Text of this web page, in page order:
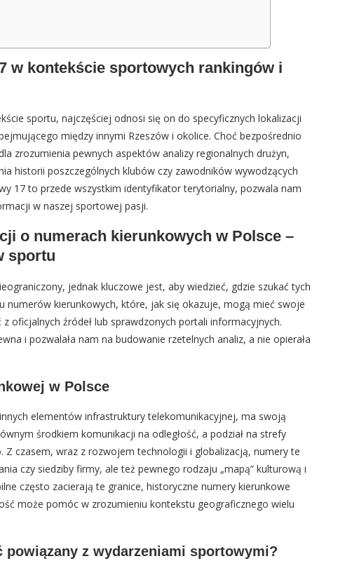
w kontekście sportowych rankingów i
sportu, najczęściej odnosi się on do specyficznych lokalizacji
między innymi Rzeszów i okolice. Choć bezpośrednio
zrozumienia pewnych aspektów analizy regionalnych drużyn,
historii poszczególnych klubów czy zawodników wywodzących
17 to przede wszystkim identyfikator terytorialny, pozwala nam
w naszej sportowej pasji.
o numerach kierunkowych w Polsce –
sportu
jednak kluczowe jest, aby wiedzieć, gdzie szukać tych
numerów kierunkowych, które, jak się okazuje, mogą mieć swoje
oficjalnych źródeł lub sprawdzonych portali informacyjnych.
i pozwalała nam na budowanie rzetelnych analiz, a nie opierała
w Polsce
elementów infrastruktury telekomunikacyjnej, ma swoją
środkiem komunikacji na odległość, a podział na strefy
Z czasem, wraz z rozwojem technologii i globalizacją, numery te
czy siedziby firmy, ale też pewnego rodzaju „mapą” kulturową i
często zacierają te granice, historyczne numery kierunkowe
może pomóc w zrozumieniu kontekstu geograficznego wielu
z wydarzeniami sportowymi?